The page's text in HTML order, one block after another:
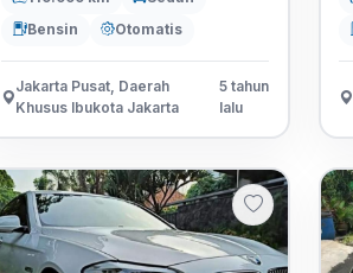
Bensin
Otomatis
Jakarta Pusat, Daerah
Khusus Ibukota Jakarta
5 tahun
lalu